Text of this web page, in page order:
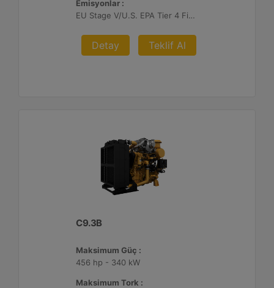
Emisyonlar :
EU Stage V/U.S. EPA Tier 4 Final/ Japan 2014 (Tier 4 Final)
Detay Teklif Al
C9.3B
Maksimum Güç :
456 hp - 340 kW
Maksimum Tork :